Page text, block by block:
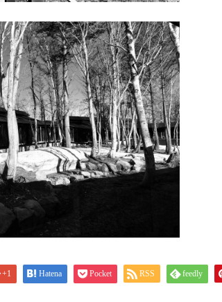
+1 Hatena Pocket RSS feedly